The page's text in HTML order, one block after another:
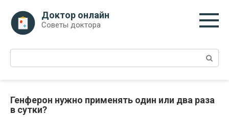
контенту
Доктор онлайн
Советы доктора
Поиск:
Генферон нужно применять один или два раза
в сутки?